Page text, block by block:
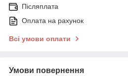
Післяплата
Оплата на рахунок
Всі умови оплати
Умови повернення